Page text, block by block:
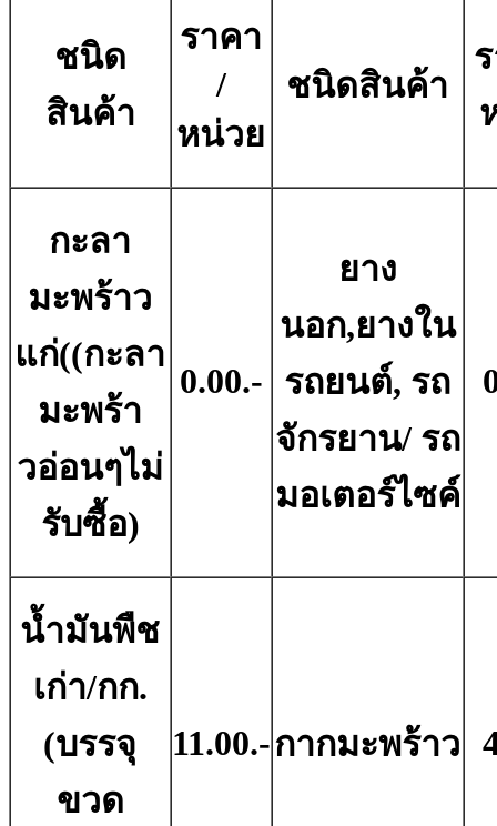
ชนิด
สินค้า
ราคา
/
หน่วย
ชนิดสินค้า
กะลา
มะพร้าว
แก่((กะลา
มะพร้า
วอ่อนๆไม่
รับซื้อ)
0.00.-
ยาง
นอก,ยางใน
รถยนต์, รถ
จักรยาน/ รถ
มอเตอร์ไซค์
น้ำมันพืช
เก่า/กก.
(บรรจุ
ขวด
11.00.-กากมะพร้าว